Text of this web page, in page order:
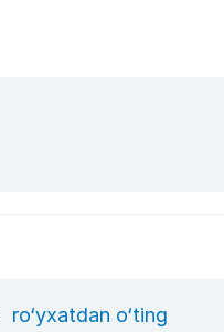
ro‘yxatdan o‘ting